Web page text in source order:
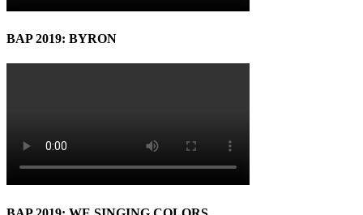
BAP 2019: BYRON